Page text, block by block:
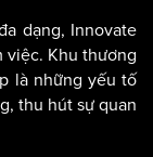
dạng, Innovate
việc. Khu thương
là những yếu tố
thu hút sự quan